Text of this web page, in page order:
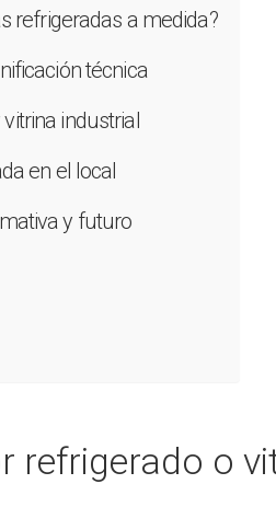
refrigeradas a medida?
técnica
industrial
en el local
y futuro
refrigerado o